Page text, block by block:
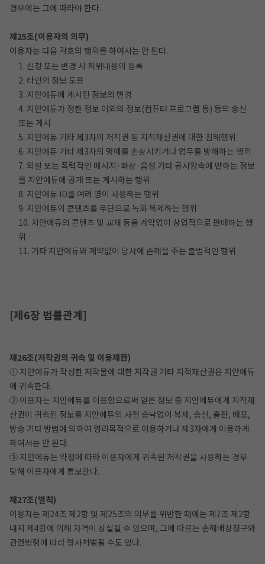
경우에는 그에 따라야 한다.
제25조(이용자의 의무)
이용자는 다음 각호의 행위를 하여서는 안 된다.
1. 신청 또는 변경 시 허위내용의 등록
2. 타인의 정보 도용
3. 지안에듀에 게시된 정보의 변경
4. 지안에듀가 정한 정보 이외의 정보(컴퓨터 프로그램 등) 등의 송신
또는 게시
5. 지안에듀 기타 제3자의 저작권 등 지적재산권에 대한 침해행위
6. 지안에듀 기타 제3자의 명예를 손상시키거나 업무를 방해하는 행위
7. 외설 또는 폭력적인 메시지·화상·음성 기타 공서양속에 반하는 정보
를 지안에듀에 공개 또는 게시하는 행위
8. 지안에듀 ID를 여러 명이 사용하는 행위
9. 지안에듀의 콘텐츠를 무단으로 녹화 복제하는 행위
10. 지안에듀의 콘텐츠 및 교재 등을 계약없이 상업적으로 판매하는 행
위
11. 기타 지안에듀와 계약없이 당사에 손해을 주는 불법적인 행위
[제6장 법률관계]
제26조(저작권의 귀속 및 이용제한)
① 지안에듀가 작성한 저작물에 대한 저작권 기타 지적재산권은 지안에듀
에 귀속한다.
② 이용자는 지안에듀를 이용함으로써 얻은 정보 중 지안에듀에게 지적재
산권이 귀속된 정보를 지안에듀의 사전 승낙없이 복제, 송신, 출판, 배포,
방송 기타 방법에 의하여 영리목적으로 이용하거나 제3자에게 이용하게
하여서는 안 된다.
③ 지안에듀는 약정에 따라 이용자에게 귀속된 저작권을 사용하는 경우
당해 이용자에게 통보한다.
제27조(벌칙)
이용자는 제24조 제2항 및 제25조의 의무를 위반한 때에는 제7조 제2항
내지 제4항에 의해 자격이 상실될 수 있으며, 그에 따르는 손해배상청구와
관련법령에 따라 형사처벌될 수도 있다.